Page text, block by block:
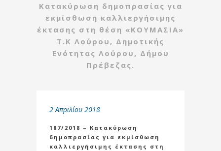
Κατακύρωση δημοπρασίας για
εκμίσθωση καλλιεργήσιμης
έκτασης στη θέση «ΚΟΥΜΑΣΙΑ»
Τ.Κ Λούρου, Δημοτικής
Ενότητας Λούρου, Δήμου
Πρέβεζας.
2 Απριλίου 2018
187/2018 – Κατακύρωση
δημοπρασίας για εκμίσθωση
καλλιεργήσιμης έκτασης στη